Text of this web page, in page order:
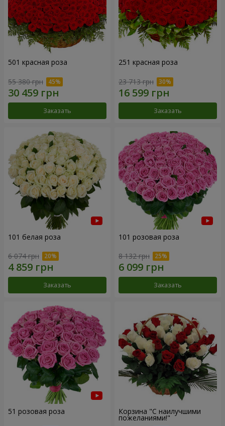
501 красная роза
55 380 грн
Заказать
251 красная роза
23 713 грн
Заказать
101 белая роза
6 074 грн
Заказать
101 розовая роза
8 132 грн
Заказать
51 розовая роза Корзина "С наилучшими
пожеланиями!"